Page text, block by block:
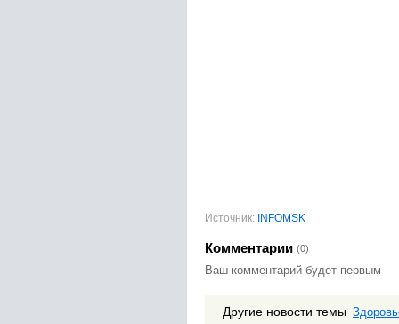
Источник: INFOMSK
Комментарии (0)
Ваш комментарий будет первым
Другие новости темы